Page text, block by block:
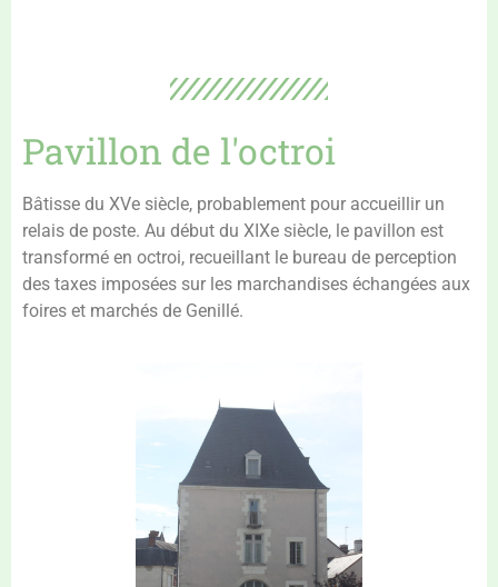
Pavillon de l'octroi
Bâtisse du XVe siècle, probablement pour accueillir un
relais de poste. Au début du XIXe siècle, le pavillon est
transformé en octroi, recueillant le bureau de perception
des taxes imposées sur les marchandises échangées aux
foires et marchés de Genillé.